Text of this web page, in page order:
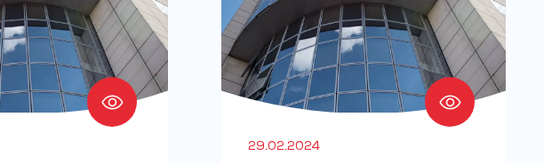
29.02.2024